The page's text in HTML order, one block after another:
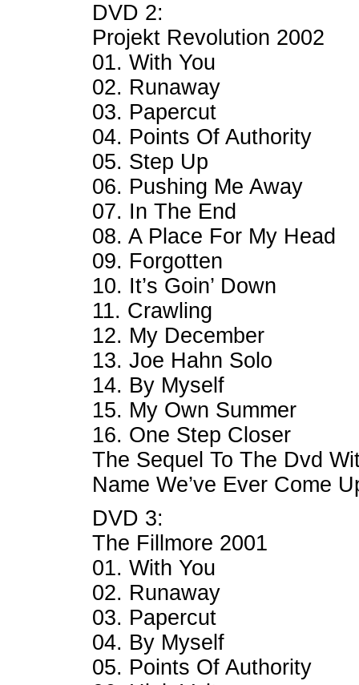
DVD 2:
Projekt Revolution 2002
01. With You
02. Runaway
03. Papercut
04. Points Of Authority
05. Step Up
06. Pushing Me Away
07. In The End
08. A Place For My Head
09. Forgotten
10. It’s Goin’ Down
11. Crawling
12. My December
13. Joe Hahn Solo
14. By Myself
15. My Own Summer
16. One Step Closer
The Sequel To The Dvd
Name We’ve Ever Come
DVD 3:
The Fillmore 2001
01. With You
02. Runaway
03. Papercut
04. By Myself
05. Points Of Authority